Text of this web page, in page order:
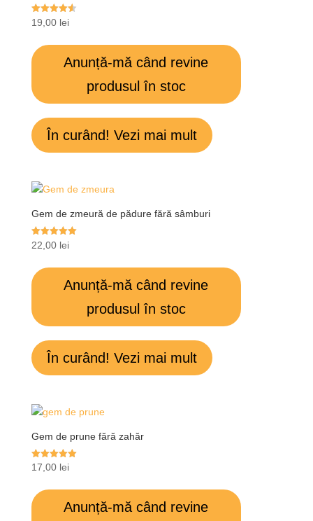
Evaluat la
4.60
19,00 lei
Anunță-mă când revine
produsul în stoc
În curând! Vezi mai mult
Gem de zmeură de pădure fără sâmburi
Evaluat la
5.00
22,00 lei
Anunță-mă când revine
produsul în stoc
În curând! Vezi mai mult
Gem de prune fără zahăr
Evaluat la
5.00
17,00 lei
Anunță-mă când revine